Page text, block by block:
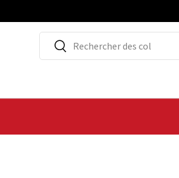
ALLER AU CONTENU
Recherche
Rechercher